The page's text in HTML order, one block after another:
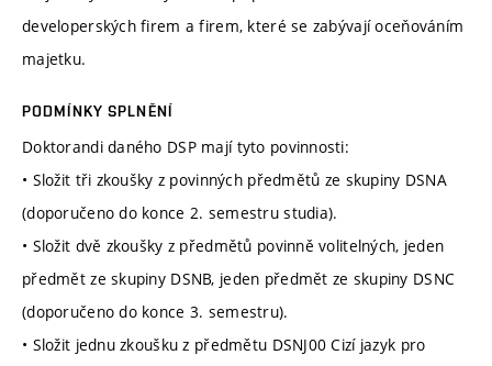
developerských firem a firem, které se zabývají oceňováním
majetku.
PODMÍNKY SPLNĚNÍ
Doktorandi daného DSP mají tyto povinnosti:
• Složit tři zkoušky z povinných předmětů ze skupiny DSNA
(doporučeno do konce 2. semestru studia).
• Složit dvě zkoušky z předmětů povinně volitelných, jeden
předmět ze skupiny DSNB, jeden předmět ze skupiny DSNC
(doporučeno do konce 3. semestru).
• Složit jednu zkoušku z předmětu DSNJ00 Cizí jazyk pro